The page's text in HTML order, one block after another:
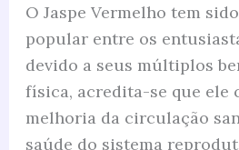
O Jaspe Vermelho tem
popular entre os
devido a seus múltiplos
física, acredita-se que ele
melhoria da circulação
saúde do sistema